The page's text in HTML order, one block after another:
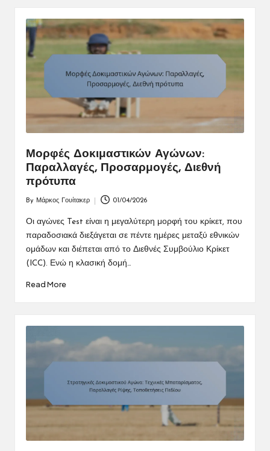
Μορφές Δοκιμαστικών Αγώνων:
Παραλλαγές, Προσαρμογές, Διεθνή
πρότυπα
by
By Μάρκος Γουίτακερ 01/04/2026
Οι αγώνες Test είναι η μεγαλύτερη μορφή του κρίκετ, που
παραδοσιακά διεξάγεται σε πέντε ημέρες μεταξύ εθνικών
ομάδων και διέπεται από το Διεθνές Συμβούλιο Κρίκετ
(ICC). Ενώ η κλασική δομή…
Read More